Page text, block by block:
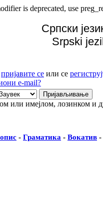
is deprecated, use
Српски
Srpski
пријавите се или се
e-mail?
или имејлом, лозинком и
- Граматика - Вокатив -